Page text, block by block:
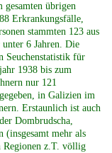
gesamten übrigen
Erkrankungsfälle,
stammten 123 aus
6 Jahren. Die
Seuchenstatistik für
1938 bis zum
nur 121
in Galizien im
Erstaunlich ist auch
Dombrudscha,
(insgesamt mehr als
Regionen z.T. völlig